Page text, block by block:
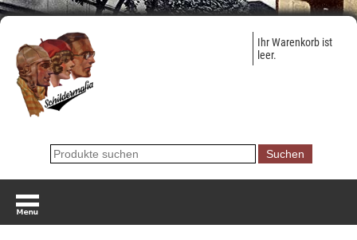
Ihr Warenkorb ist
leer.